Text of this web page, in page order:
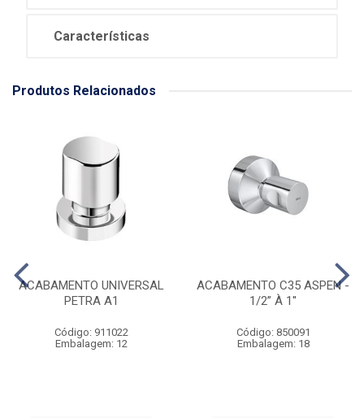
Características
Produtos Relacionados
ACABAMENTO UNIVERSAL
PETRA A1
Código: 911022
Embalagem: 12
ACABAMENTO C35 ASPEN -
1/2” À 1''
Código: 850091
Embalagem: 18